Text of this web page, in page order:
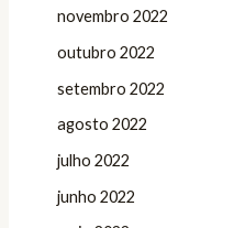
novembro 2022
outubro 2022
setembro 2022
agosto 2022
julho 2022
junho 2022